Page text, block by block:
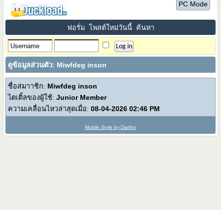
PC Mode
ฟอรั่ม โพสต์ใหม่วันนี้ ค้นหา
ดูข้อมูลส่วนตัว: Miwfdeg inson
ชื่อสมาาชิก: Miwfdeg inson
ไตเติ้ลของผู้ใช้:Junior Member
ความเคลื่อนไหวล่าสุดเมื่อ: 08-04-202602:46 PM
Mobile Style by Dartho